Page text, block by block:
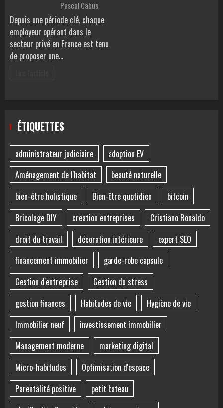
Pascal Cabus
Depuis une période clé, chaque
employeur opérant dans le
secteur privé en France est tenu
de proposer une…
ÉTIQUETTES
administrateur judiciaire
adoption EV
Aménagement de l'habitat
beauté naturelle
bien-être holistique
Bien-être quotidien
bitcoin
Bricolage DIY
creation entreprises
Cristiano Ronaldo
droit du travail
décoration intérieure
expert SEO
financement immobilier
garde-robe capsule
Gestion d'entreprise
Gestion du stress
gestion finances
Habitudes de vie
Hygiène de vie
Immobilier neuf
investissement immobilier
Management moderne
marketing digital
Micro-habitudes
Optimisation d'espace
Parentalité positive
petit bateau